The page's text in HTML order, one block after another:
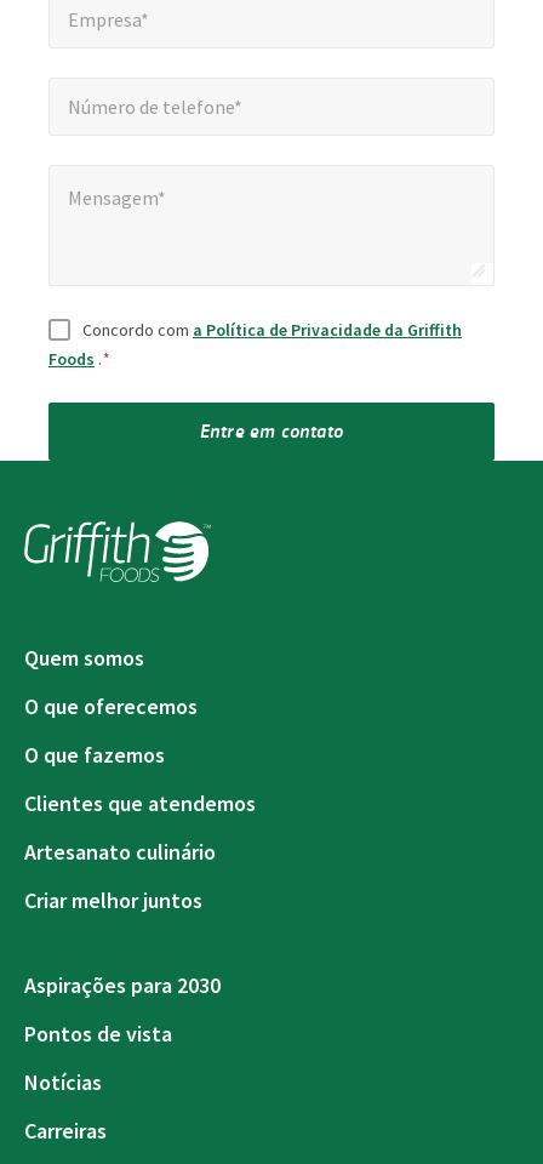
Empresa*
Número de telefone*
Mensagem*
Consentimento
Concordo com a Política de Privacidade da Griffith
Foods .*
Entre em contato
Quem somos
O que oferecemos
O que fazemos
Clientes que atendemos
Artesanato culinário
Criar melhor juntos
Aspirações para 2030
Pontos de vista
Notícias
Carreiras